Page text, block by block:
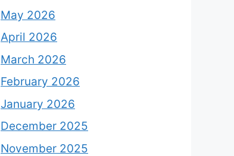
May 2026
April 2026
March 2026
February 2026
January 2026
December 2025
November 2025